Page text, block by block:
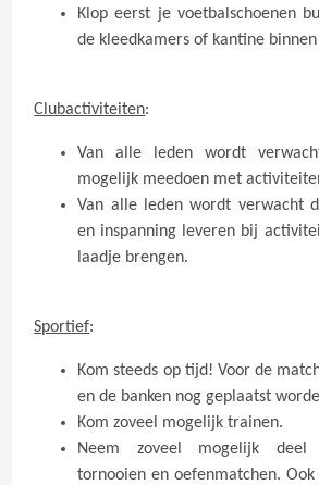
Klop eerst je voetbalschoenen
de kleedkamers of kantine
Clubactiviteiten:
Van alle leden wordt
mogelijk meedoen met
Van alle leden wordt verwacht
en inspanning leveren bij
laadje brengen.
Sportief:
Kom steeds op tijd! Voor de
en de banken nog geplaatst
Kom zoveel mogelijk trainen.
Neem zoveel mogelijk deel
tornooien en oefenmatchen.